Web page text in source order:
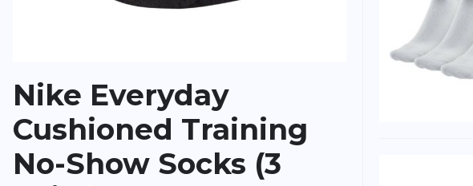
Dieses Formular ist durch reCAPTCHA geschützt – es gelten die
Nike Everyday
Cushioned Training
No-Show Socks (3